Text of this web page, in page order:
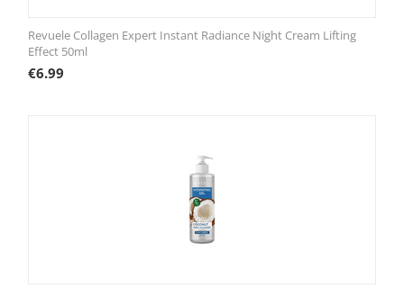
Revuele Collagen Expert Instant Radiance Night Cream Lifting
Effect 50ml
€6.99